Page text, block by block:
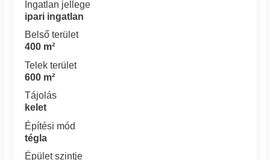
Ingatlan jellege
ipari ingatlan
Belső terület
400 m²
Telek terület
600 m²
Tájolás
kelet
Építési mód
tégla
Épület szintje